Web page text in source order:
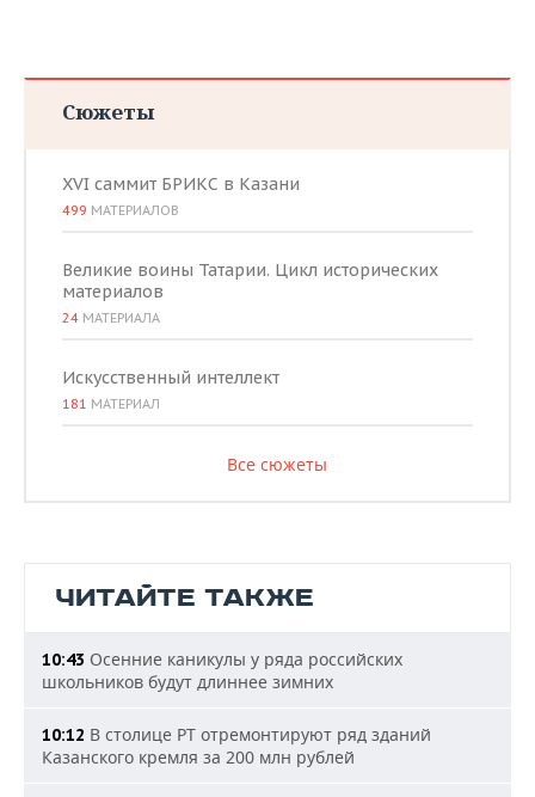
Сюжеты
XVI саммит БРИКС в Казани
499 МАТЕРИАЛОВ
Великие воины Татарии. Цикл исторических
материалов
24 МАТЕРИАЛА
Искусственный интеллект
181 МАТЕРИАЛ
Все сюжеты
ЧИТАЙТЕ ТАКЖЕ
10:43 Осенние каникулы у ряда российских
школьников будут длиннее зимних
10:12 В столице РТ отремонтируют ряд зданий
Казанского кремля за 200 млн рублей